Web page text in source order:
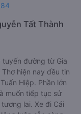
Tất Thành
tuyến đường từ Gia
hiện nay đều tin
Hiệp. Phần lớn
muốn tiếp tục sử
lai. Xe đi Cái